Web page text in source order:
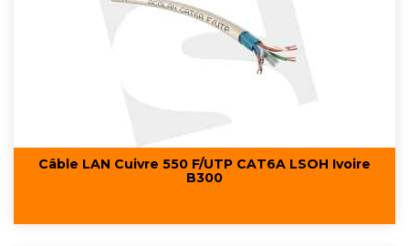
Câble LAN Cuivre 550 F/UTP CAT6A LSOH Ivoire
B300